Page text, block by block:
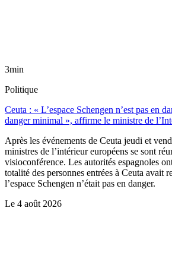
3min
Politique
Ceuta : « L’espace Schengen n’est pas en
danger minimal », affirme le ministre de
Après les événements de Ceuta jeudi et
ministres de l’intérieur européens se sont
visioconférence. Les autorités espagnoles
totalité des personnes entrées à Ceuta avait
l’espace Schengen n’était pas en danger.
Le 4 août 2026